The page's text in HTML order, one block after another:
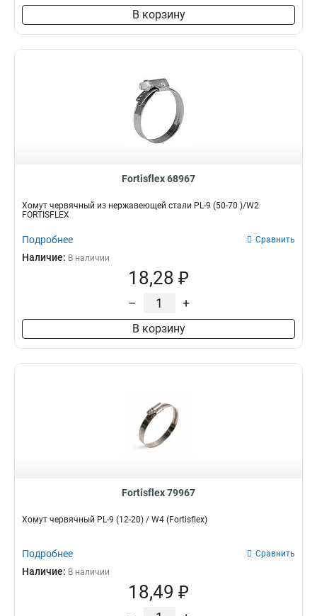
В корзину
Fortisflex 68967
Хомут червячный из нержавеющей стали PL-9 (50-70 )/W2
FORTISFLEX
Подробнее Сравнить
Наличие: В наличии
18,28 ₽
– +
В корзину
Fortisflex 79967
Хомут червячный PL-9 (12-20) / W4 (Fortisflex)
Подробнее Сравнить
Наличие: В наличии
18,49 ₽